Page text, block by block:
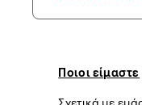
Ποιοι είμαστε